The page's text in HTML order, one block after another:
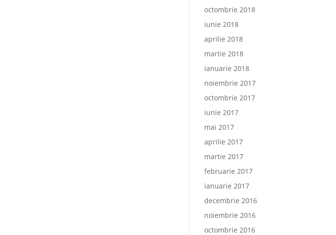
octombrie 2018
iunie 2018
aprilie 2018
martie 2018
ianuarie 2018
noiembrie 2017
octombrie 2017
iunie 2017
mai 2017
aprilie 2017
martie 2017
februarie 2017
ianuarie 2017
decembrie 2016
noiembrie 2016
octombrie 2016